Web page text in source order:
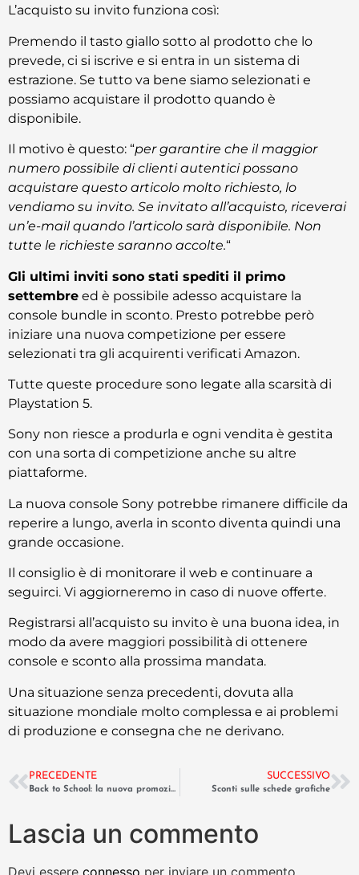
L’acquisto su invito funziona così:
Premendo il tasto giallo sotto al prodotto che lo
prevede, ci si iscrive e si entra in un sistema di
estrazione. Se tutto va bene siamo selezionati e
possiamo acquistare il prodotto quando è
disponibile.
Il motivo è questo: “per garantire che il maggior
numero possibile di clienti autentici possano
acquistare questo articolo molto richiesto, lo
vendiamo su invito. Se invitato all’acquisto, riceverai
un’e-mail quando l’articolo sarà disponibile. Non
tutte le richieste saranno accolte.“
Gli ultimi inviti sono stati spediti il primo
settembre ed è possibile adesso acquistare la
console bundle in sconto. Presto potrebbe però
iniziare una nuova competizione per essere
selezionati tra gli acquirenti verificati Amazon.
Tutte queste procedure sono legate alla scarsità di
Playstation 5.
Sony non riesce a produrla e ogni vendita è gestita
con una sorta di competizione anche su altre
piattaforme.
La nuova console Sony potrebbe rimanere difficile da
reperire a lungo, averla in sconto diventa quindi una
grande occasione.
Il consiglio è di monitorare il web e continuare a
seguirci. Vi aggiorneremo in caso di nuove offerte.
Registrarsi all’acquisto su invito è una buona idea, in
modo da avere maggiori possibilità di ottenere
console e sconto alla prossima mandata.
Una situazione senza precedenti, dovuta alla
situazione mondiale molto complessa e ai problemi
di produzione e consegna che ne derivano.
PRECEDENTE
Back to School: la nuova promozione tech di Huawei
SUCCESSIVO
Sconti sulle schede grafiche
Lascia un commento